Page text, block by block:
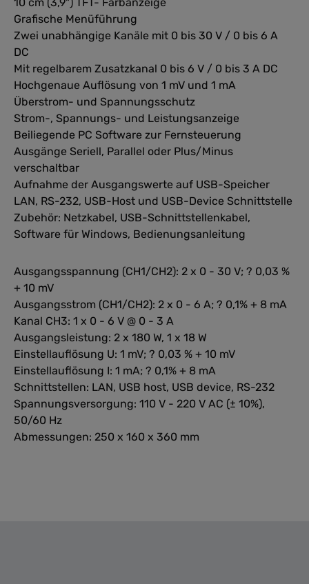
Grafische Menüführung
Zwei unabhängige Kanäle mit 0 bis 30 V / 0 bis 6 A
DC
Mit regelbarem Zusatzkanal 0 bis 6 V / 0 bis 3 A DC
Hochgenaue Auflösung von 1 mV und 1 mA
Überstrom- und Spannungsschutz
Strom-, Spannungs- und Leistungsanzeige
Beiliegende PC Software zur Fernsteuerung
Ausgänge Seriell, Parallel oder Plus/Minus
verschaltbar
Aufnahme der Ausgangswerte auf USB-Speicher
LAN, RS-232, USB-Host und USB-Device Schnittstelle
Zubehör: Netzkabel, USB-Schnittstellenkabel,
Software für Windows, Bedienungsanleitung
Ausgangsspannung (CH1/CH2): 2 x 0 - 30 V; ? 0,03 %
+ 10 mV
Ausgangsstrom (CH1/CH2): 2 x 0 - 6 A; ? 0,1% + 8 mA
Kanal CH3: 1 x 0 - 6 V @ 0 - 3 A
Ausgangsleistung: 2 x 180 W, 1 x 18 W
Einstellauflösung U: 1 mV; ? 0,03 % + 10 mV
Einstellauflösung I: 1 mA; ? 0,1% + 8 mA
Schnittstellen: LAN, USB host, USB device, RS-232
Spannungsversorgung: 110 V - 220 V AC (± 10%),
50/60 Hz
Abmessungen: 250 x 160 x 360 mm